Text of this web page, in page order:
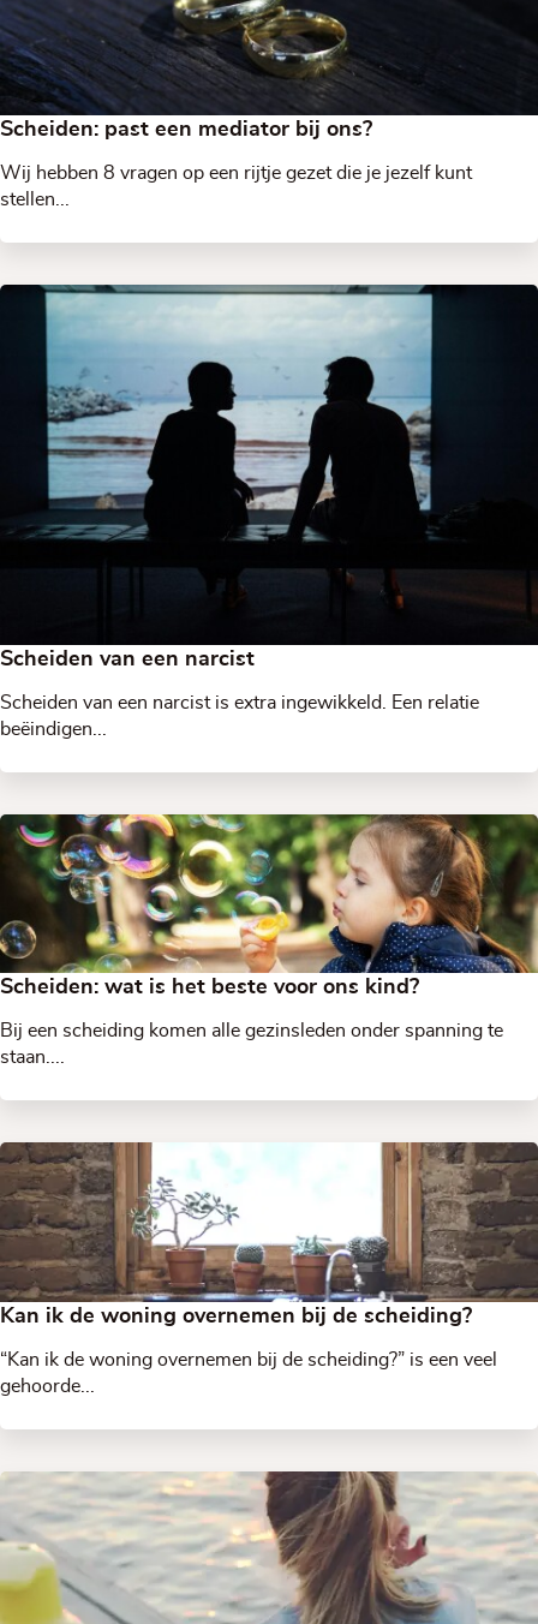
Scheiden: past een mediator bij ons?
Wij hebben 8 vragen op een rijtje gezet die je jezelf kunt
stellen...
Scheiden van een narcist
Scheiden van een narcist is extra ingewikkeld. Een relatie
beëindigen...
Scheiden: wat is het beste voor ons kind?
Bij een scheiding komen alle gezinsleden onder spanning te
staan....
Kan ik de woning overnemen bij de scheiding?
“Kan ik de woning overnemen bij de scheiding?” is een veel
gehoorde...